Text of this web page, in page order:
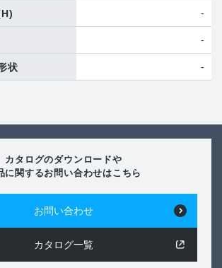
-
-
状 -
カタログのダウンロードや
に関するお問い合わせはこちら
お問い合わせ
カタログ一覧